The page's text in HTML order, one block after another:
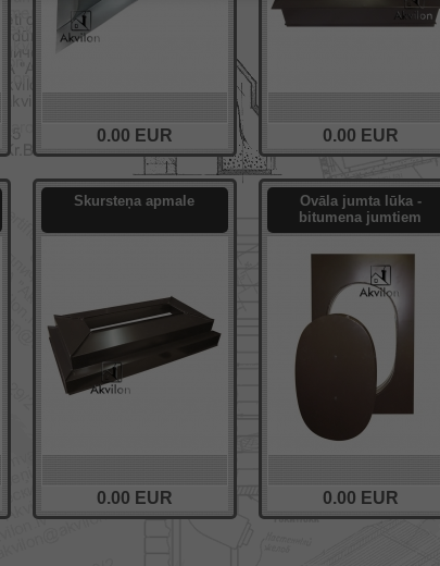
0.00 EUR 0.00 EUR
Skursteņa apmale
0.00 EUR
Ovāla jumta lūka -
bitumena jumtiem
0.00 EUR